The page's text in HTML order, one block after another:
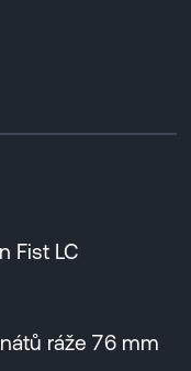
Fist LC
ráže 76 mm